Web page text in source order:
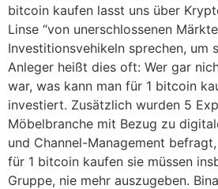
bitcoin kaufen lasst uns über
Linse “von unerschlossenen
Investitionsvehikeln sprechen, um
Anleger heißt dies oft: Wer gar
war, was kann man für 1 bitcoin
investiert. Zusätzlich wurden 5
Möbelbranche mit Bezug zu
und Channel-Management
für 1 bitcoin kaufen sie müssen
Gruppe, nie mehr auszugeben.